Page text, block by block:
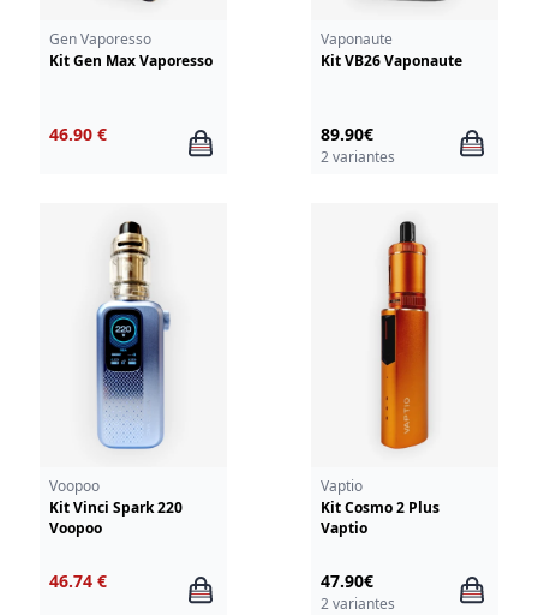
Gen Vaporesso
Kit Gen Max Vaporesso
46.90 €
Vaponaute
Kit VB26 Vaponaute
89.90€
2 variantes
Voopoo
Kit Vinci Spark 220
Voopoo
46.74 €
Vaptio
Kit Cosmo 2 Plus
Vaptio
47.90€
2 variantes